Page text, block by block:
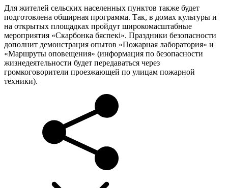
Для жителей сельских населенных пунктов также будет
подготовлена обширная программа. Так, в домах культуры и
на открытых площадках пройдут широкомасштабные
мероприятия «Скарбонка бяспекi». Праздники безопасности
дополнит демонстрация опытов «Пожарная лаборатория» и
«Маршруты оповещения» (информация по безопасности
жизнедеятельности будет передаваться через
громкоговорители проезжающей по улицам пожарной
техники).